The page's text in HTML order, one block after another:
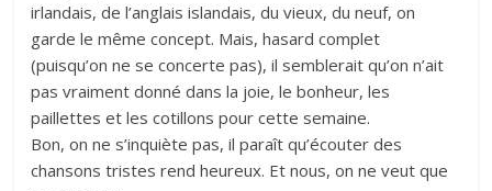
irlandais, de l’anglais islandais, du vieux, du neuf, on
garde le même concept. Mais, hasard complet
(puisqu’on ne se concerte pas), il semblerait qu’on n’ait
pas vraiment donné dans la joie, le bonheur, les
paillettes et les cotillons pour cette semaine.
Bon, on ne s’inquiète pas, il paraît qu’écouter des
chansons tristes rend heureux. Et nous, on ne veut que